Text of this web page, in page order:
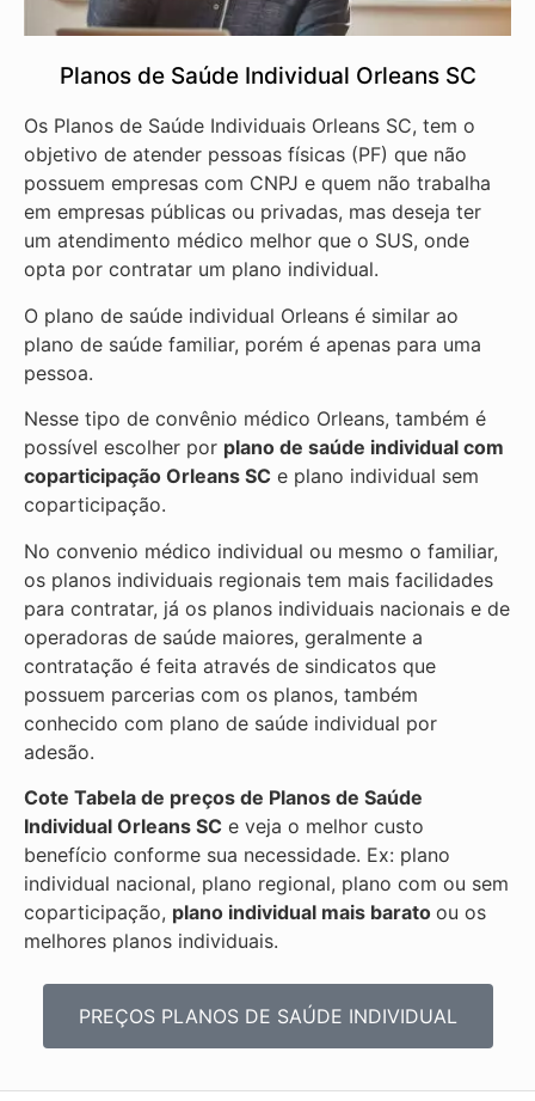
Planos de Saúde Individual Orleans SC
Os Planos de Saúde Individuais Orleans SC, tem o
objetivo de atender pessoas físicas (PF) que não
possuem empresas com CNPJ e quem não trabalha
em empresas públicas ou privadas, mas deseja ter
um atendimento médico melhor que o SUS, onde
opta por contratar um plano individual.
O plano de saúde individual Orleans é similar ao
plano de saúde familiar, porém é apenas para uma
pessoa.
Nesse tipo de convênio médico Orleans, também é
possível escolher por plano de saúde individual com
coparticipação Orleans SC e plano individual sem
coparticipação.
No convenio médico individual ou mesmo o familiar,
os planos individuais regionais tem mais facilidades
para contratar, já os planos individuais nacionais e de
operadoras de saúde maiores, geralmente a
contratação é feita através de sindicatos que
possuem parcerias com os planos, também
conhecido com plano de saúde individual por
adesão.
Cote Tabela de preços de Planos de Saúde
Individual Orleans SC e veja o melhor custo
benefício conforme sua necessidade. Ex: plano
individual nacional, plano regional, plano com ou sem
coparticipação, plano individual mais barato ou os
melhores planos individuais.
PREÇOS PLANOS DE SAÚDE INDIVIDUAL